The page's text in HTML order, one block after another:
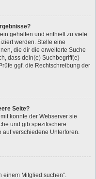
gehalten und enthielt zu viele
werden. Stelle eine
die dir die erweiterte Suche
dass dein(e) Suchbegriff(e)
ggf. die Rechtschreibung der
Seite?
konnte der Webserver sie
und gib spezifischere
auf verschiedene Unterforen.
einem Mitglied suchen“.